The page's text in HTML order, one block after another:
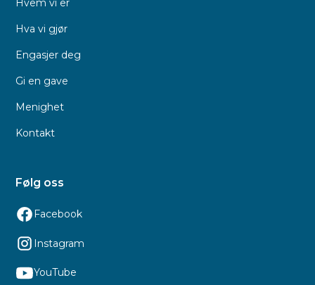
Hvem vi er
Hva vi gjør
Engasjer deg
Gi en gave
Menighet
Kontakt
Følg oss
Facebook
Instagram
YouTube